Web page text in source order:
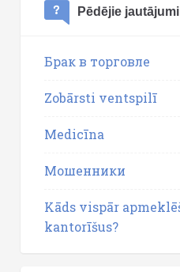
Pēdējie jautājumi
Брак в торговле
Zobārsti ventspilī
Medicīna
Мошенники
Kāds vispār
kantorīšus?